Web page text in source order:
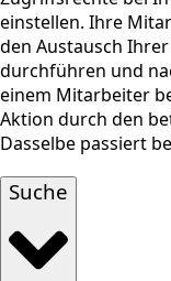
einstellen. Ihre
den Austausch
durchführen und
einem Mitarbeiter
Aktion durch den
Dasselbe passiert
Suche